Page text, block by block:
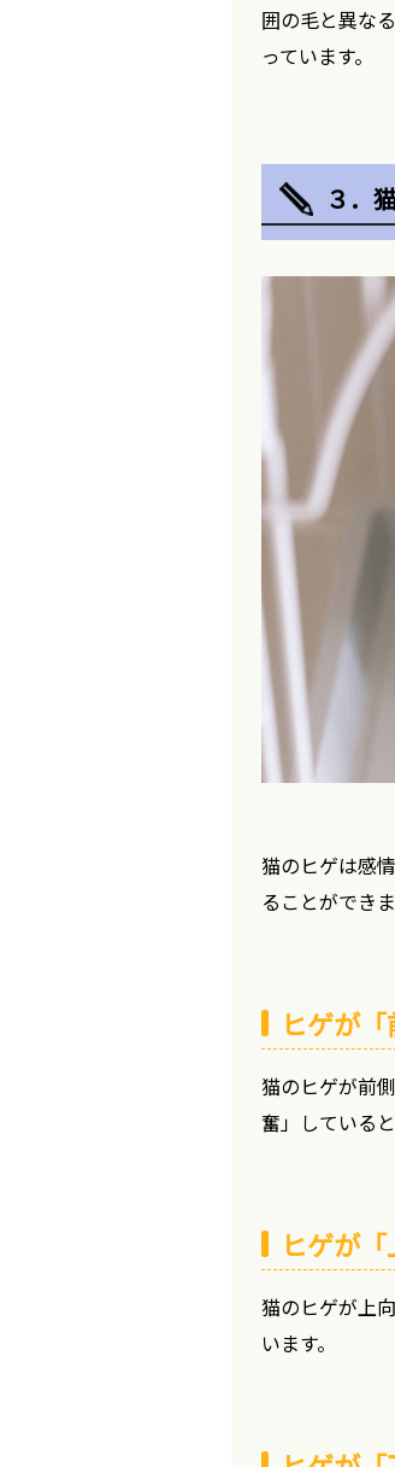
囲の毛と異な
っています。
３．
猫のヒゲは感
ることができ
ヒゲが
猫のヒゲが前
奮」している
ヒゲが
猫のヒゲが上
います。